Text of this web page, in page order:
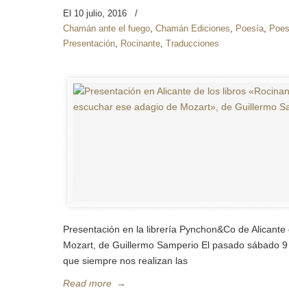
El 10 julio, 2016
/
Chamán ante el fuego, Chamán Ediciones, Poesía,
Presentación, Rocinante, Traducciones
Presentación en la librería Pynchon&Co de
Mozart, de Guillermo Samperio El pasado sábado
que siempre nos realizan las
Read more →